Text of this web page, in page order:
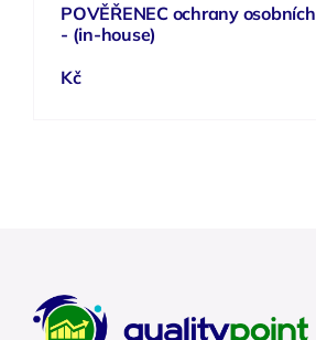
POVĚŘENEC ochrany
- (in-house)
Kč